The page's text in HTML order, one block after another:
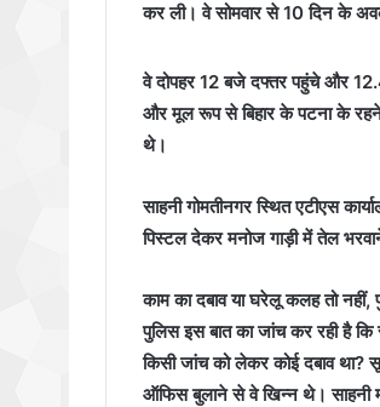
कर ली। वे सोमवार से 10 दिन के
वे दोपहर 12 बजे दफ्तर पहुंचे और
और मूल रूप से बिहार के पटना के
थे।
साहनी गोमतीनगर स्थित एटीएस
पिस्टल देकर मनोज गाड़ी में तेल
काम का दबाव या घरेलू कलह तो नहीं,
पुलिस इस बात का जांच कर रही है
किसी जांच को लेकर कोई दबाव था?
ऑफिस बुलाने से वे खिन्न थे। साहनी